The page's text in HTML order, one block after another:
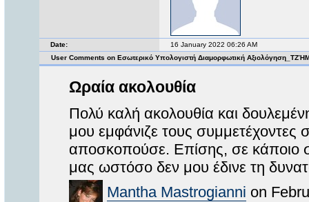
Date:
16 January 2022 06:26 AM
User Comments on Εσωτερικό Υπολογιστή Διαμορφωτική
Ωραία ακολουθία
Πολύ καλή ακολουθία και
μου εμφάνιζε τους
αποσκοπούσε. Επίσης, σε κάποιο
μας ωστόσο δεν μου έδινε τη
Mantha Mastrogianni on